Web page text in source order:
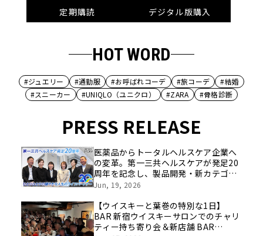
定期購読
デジタル版購入
HOT WORD
#ジュエリー #通勤服 #お呼ばれコーデ #旅コーデ
#結婚
#スニーカー
#UNIQLO（ユニクロ） #ZARA #骨格診断
PRESS RELEASE
医薬品からトータルヘルスケア企業へ
の変革。第一三共ヘルスケアが発足20
周年を記念し、製品開発・新カテゴリ
挑戦の舞台や旧社統合時のエピソード
像を公開！
Jun, 19, 2026
【ウイスキーと葉巻の特別な1日】
BAR 新宿ウイスキーサロンでのチャリ
ティー持ち寄り会＆新店舗 BAR